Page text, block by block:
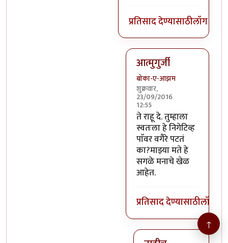
प्रतिसाद देण्यासाठीलॉग इन
आत्मुगुर्जी
बोका-ए-आझम
शुक्रवार,
23/09/2016
12:55
In reply to@तस्मात्
ते राहू दे. तुम्हाला
स्वतःला हे निगेटिव्ह
पाॅवर वगैरे पटतं
का?माझ्या मते हे
सगळे मनाचे खेळ
आहेत.
प्रतिसाद देण्यासाठीलॉग
↑